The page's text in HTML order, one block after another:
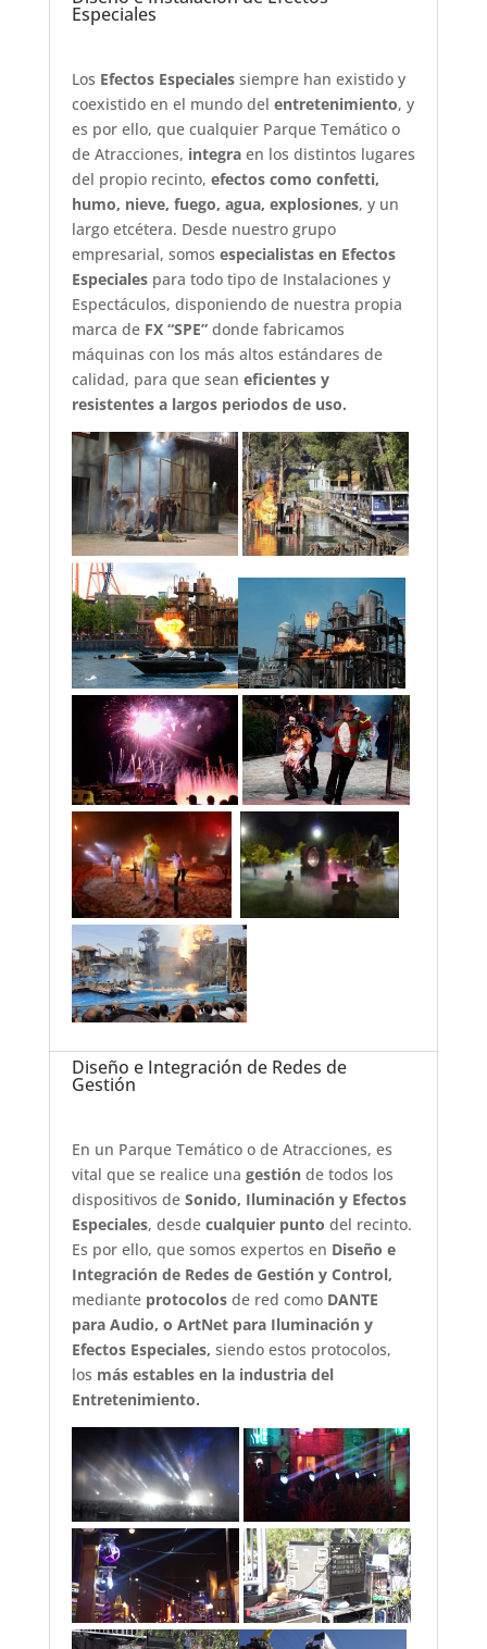
Especiales
Los Efectos Especialessiempre han existido y
coexistido en el mundo del entretenimiento, y
es por ello, que cualquier Parque Temático o
de Atracciones, integraen los distintos lugares
del propio recinto, efectos como confetti,
humo, nieve, fuego, agua, explosiones, y un
largo etcétera. Desde nuestro grupo
empresarial, somos especialistas en Efectos
Especialespara todo tipo de Instalaciones y
Espectáculos, disponiendo de nuestra propia
marca de FX “SPE”donde fabricamos
máquinas con los más altos estándares de
calidad, para que sean eficientes y
resistentes a largos periodos de uso.
Diseño e Integración de Redes de
Gestión
En un Parque Temático o de Atracciones, es
vital que se realice una gestiónde todos los
dispositivos de Sonido, Iluminación y Efectos
Especiales, desde cualquier punto del recinto.
Es por ello, que somos expertos en Diseño e
Integración de Redes de Gestión y Control,
mediante protocolosde red como DANTE
para Audio, o ArtNet para Iluminación y
Efectos Especiales, siendo estos protocolos,
los más estables en la industria del
Entretenimiento.